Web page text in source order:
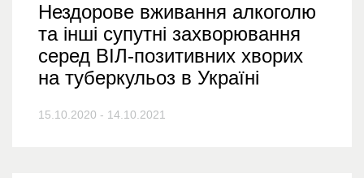
Нездорове вживання алкоголю
та інші супутні захворювання
серед ВІЛ-позитивних хворих
на туберкульоз в Україні
15.10.2020 - 14.10.2021